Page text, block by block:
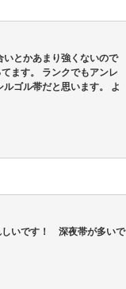
とかあまり強くないので
ます。 ランクでもアンレ
ゴル帯だと思います。 よ
しいです！ 深夜帯が多いで